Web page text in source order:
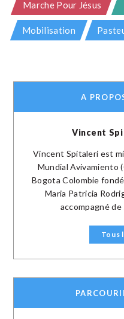
Marche Pour Jésus
Mobilisation
A
Vincent
Vincent Spitaleri est
Mundial Avivamiento
Bogota Colombie
Maria Patricia
accompagné
Tous